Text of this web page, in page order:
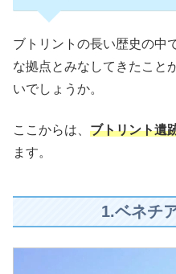
ブトリントの長い歴史の中
な拠点とみなしてきたこと
いでしょうか。
ここからは、 ブトリント遺
ます。
1.ベネチ